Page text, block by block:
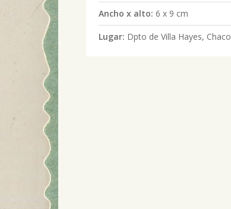
Ancho x alto: 6 x 9 cm
Lugar: Dpto de Villa Hayes, Chaco